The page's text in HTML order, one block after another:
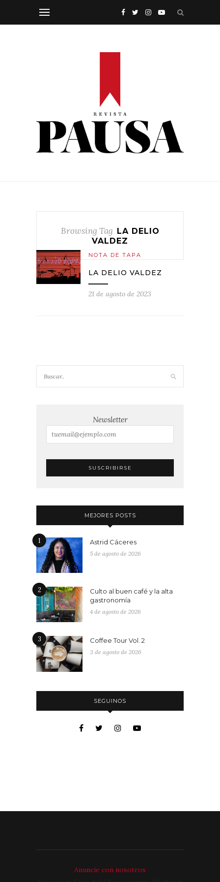
Browsing Tag LA DELIO
VALDEZ
NOTA DE TAPA
LA DELIO VALDEZ
21 de agosto de 2023
Newsletter
MEJORES POSTS
1 Astrid Cáceres
5 de agosto de 2026
2
Culto al buen café y la alta
gastronomía
4 de agosto de 2026
3 Coffee Tour Vol. 2
3 de agosto de 2026
SEGUINOS
Anuncie con nosotros